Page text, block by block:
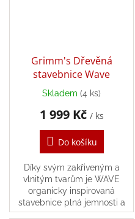
Grimm's Dřevěná
stavebnice Wave
Skladem (4 ks)
1 999 Kč / ks
Do košíku
Díky svým zakřiveným a
vlnitým tvarům je WAVE
organicky inspirovaná
stavebnice plná jemnosti a
hloubky. Jemné křivky